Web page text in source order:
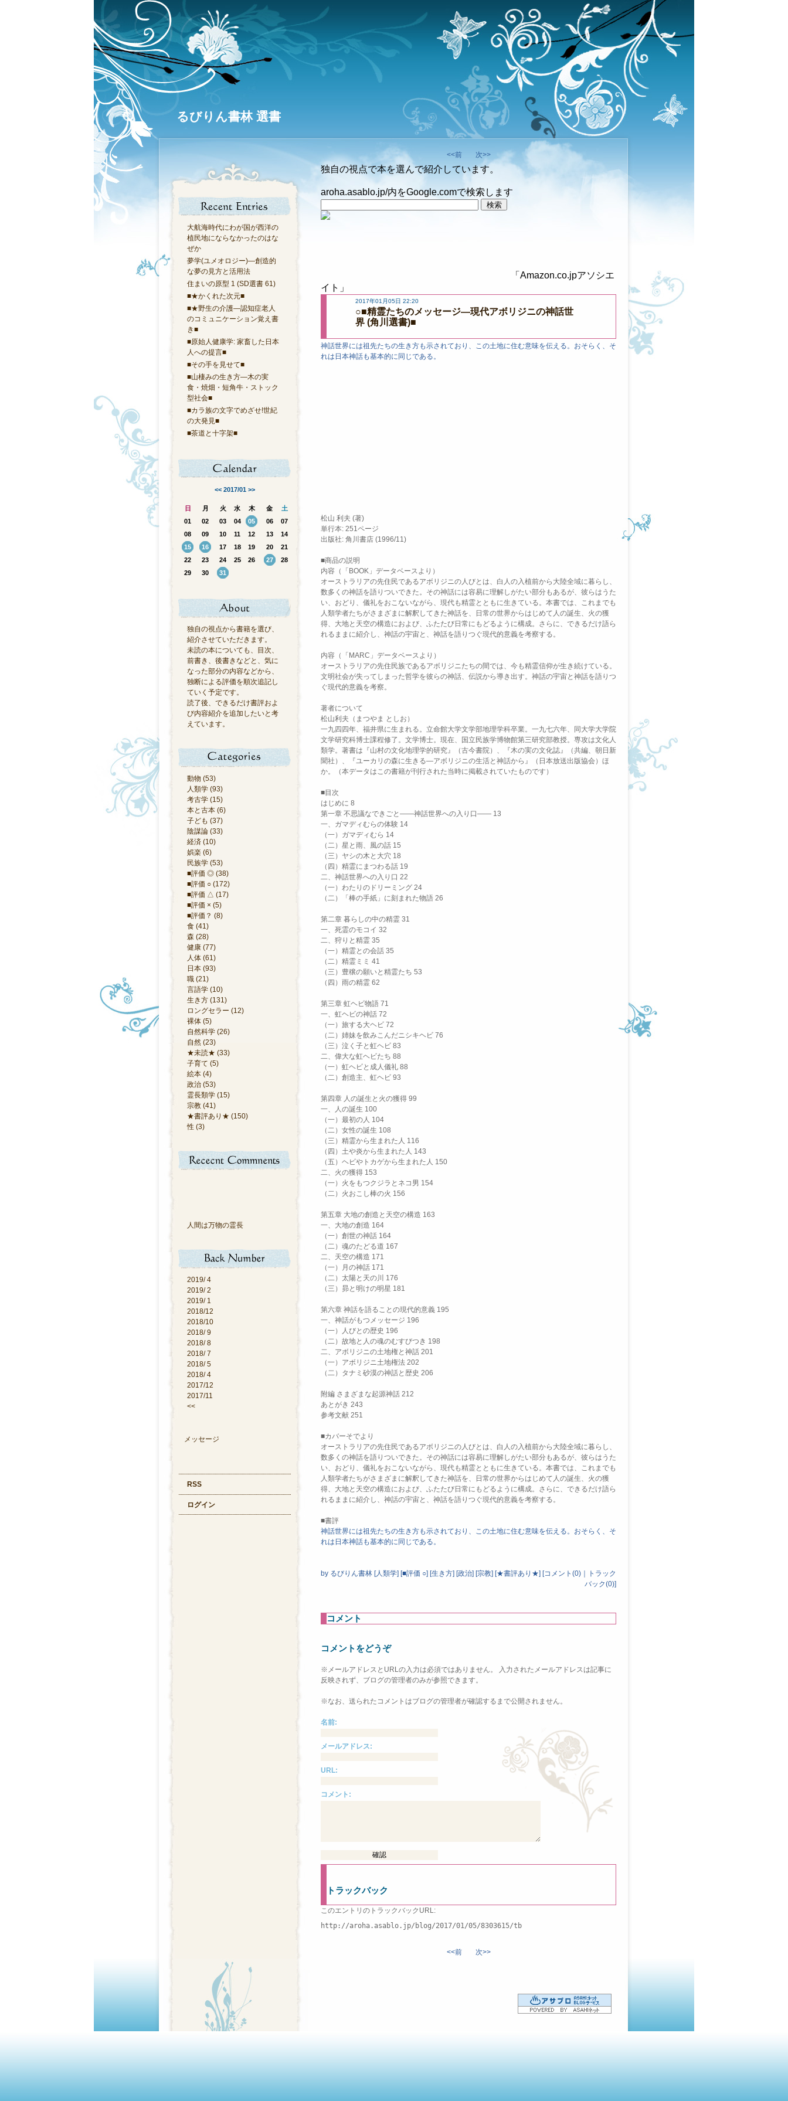
るびりん書林 選書
大航海時代にわが国が西洋の
植民地にならなかったのはな
ぜか
夢学(ユメオロジー)―創造的
な夢の見方と活用法
住まいの原型 1 (SD選書 61)
■★かくれた次元■
■★野生の介護―認知症老人
のコミュニケーション覚え書
き■
■原始人健康学: 家畜した日本
人への提言■
■その手を見せて■
■山棲みの生き方―木の実
食・焼畑・短角牛・ストック
型社会■
■カラ族の文字でめざせ!世紀
の大発見■
■茶道と十字架■
<< 2017/01 >>
日 月 火 水 木 金
土
01
02 03 04 05 06
07
08
09 10 11 12 13
14
15
16 17 18 19 20
21
22
23 24 25 26 27
28
29
30 31
独自の視点から書籍を選び、
紹介させていただきます。
未読の本についても、目次、
前書き、後書きなどと、気に
なった部分の内容などから、
独断による評価を順次追記し
ていく予定です。
読了後、できるだけ書評およ
び内容紹介を追加したいと考
えています。
動物 (53)
人類学 (93)
考古学 (15)
本と古本 (6)
子ども (37)
陰謀論 (33)
経済 (10)
娯楽 (6)
民族学 (53)
■評価 ◎ (38)
■評価 ○ (172)
■評価 △ (17)
■評価 × (5)
■評価？ (8)
食 (41)
森 (28)
健康 (77)
人体 (61)
日本 (93)
職 (21)
言語学 (10)
生き方 (131)
ロングセラー (12)
裸体 (5)
自然科学 (26)
自然 (23)
★未読★ (33)
子育て (5)
絵本 (4)
政治 (53)
霊長類学 (15)
宗教 (41)
★書評あり★ (150)
性 (3)
人間は万物の霊長
2019/ 4
2019/ 2
2019/ 1
2018/12
2018/10
2018/ 9
2018/ 8
2018/ 7
2018/ 5
2018/ 4
2017/12
2017/11
<<
メッセージ
RSS
ログイン
独自の視点で本を選んで紹介しています。
aroha.asablo.jp/内をGoogle.comで検索します
「Amazon.co.jpアソシエ
イト」
<<前 次>>
○■精霊たちのメッセージ―現代アボリジニの神話世
界 (角川選書)■
2017年01月05日 22:20
神話世界には祖先たちの生き方も示されており、この土地に住む意味を伝える。おそらく、そ
れは日本神話も基本的に同じである。
松山 利夫 (著)
単行本: 251ページ
出版社: 角川書店 (1996/11)
■商品の説明
内容（「BOOK」データベースより）
オーストラリアの先住民であるアボリジニの人びとは、白人の入植前から大陸全域に暮らし、
数多くの神話を語りついできた。その神話には容易に理解しがたい部分もあるが、彼らはうた
い、おどり、儀礼をおこないながら、現代も精霊とともに生きている。本書では、これまでも
人類学者たちがさまざまに解釈してきた神話を、日常の世界からはじめて人の誕生、火の獲
得、大地と天空の構造におよび、ふたたび日常にもどるように構成。さらに、できるだけ語ら
れるままに紹介し、神話の宇宙と、神話を語りつぐ現代的意義を考察する。
内容（「MARC」データベースより）
オーストラリアの先住民族であるアボリジニたちの間では、今も精霊信仰が生き続けている。
文明社会が失ってしまった哲学を彼らの神話、伝説から導き出す。神話の宇宙と神話を語りつ
ぐ現代的意義を考察。
著者について
松山利夫（まつやま としお）
一九四四年、福井県に生まれる。立命館大学文学部地理学科卒業。一九七六年、同大学大学院
文学研究科博士課程修了。文学博士。現在、国立民族学博物館第三研究部教授。専攻は文化人
類学。著書は『山村の文化地理学的研究』（古今書院）、『木の実の文化誌』（共編、朝日新
聞社）、『ユーカリの森に生きる―アボリジニの生活と神話から』（日本放送出版協会）ほ
か。（本データはこの書籍が刊行された当時に掲載されていたものです）
■目次
はじめに 8
第一章 不思議なできごと――神話世界への入り口―― 13
一、ガマディむらの体験 14
（一）ガマディむら 14
（二）星と雨、風の話 15
（三）ヤシの木と大穴 18
（四）精霊にまつわる話 19
二、神話世界への入り口 22
（一）わたりのドリーミング 24
（二）「棒の手紙」に刻まれた物語 26
第二章 暮らしの中の精霊 31
一、死霊のモコイ 32
二、狩りと精霊 35
（一）精霊との会話 35
（二）精霊ミミ 41
（三）豊穣の願いと精霊たち 53
（四）雨の精霊 62
第三章 虹ヘビ物語 71
一、虹ヘビの神話 72
（一）旅する大ヘビ 72
（二）姉妹を飲みこんだニシキヘビ 76
（三）泣く子と虹ヘビ 83
二、偉大な虹ヘビたち 88
（一）虹ヘビと成人儀礼 88
（二）創造主、虹ヘビ 93
第四章 人の誕生と火の獲得 99
一、人の誕生 100
（一）最初の人 104
（二）女性の誕生 108
（三）精霊から生まれた人 116
（四）土や炎から生まれた人 143
（五）ヘビやトカゲから生まれた人 150
二、火の獲得 153
（一）火をもつクジラとネコ男 154
（二）火おこし棒の火 156
第五章 大地の創造と天空の構造 163
一、大地の創造 164
（一）創世の神話 164
（二）魂のたどる道 167
二、天空の構造 171
（一）月の神話 171
（二）太陽と天の川 176
（三）昴と明けの明星 181
第六章 神話を語ることの現代的意義 195
一、神話がもつメッセージ 196
（一）人びとの歴史 196
（二）故地と人の魂のむすびつき 198
二、アボリジニの土地権と神話 201
（一）アボリジニ土地権法 202
（二）タナミ砂漠の神話と歴史 206
附編 さまざまな起源神話 212
あとがき 243
参考文献 251
■カバーそでより
オーストラリアの先住民であるアボリジニの人びとは、白人の入植前から大陸全域に暮らし、
数多くの神話を語りついできた。その神話には容易に理解しがたい部分もあるが、彼らはうた
い、おどり、儀礼をおこないながら、現代も精霊とともに生きている。本書では、これまでも
人類学者たちがさまざまに解釈してきた神話を、日常の世界からはじめて人の誕生、火の獲
得、大地と天空の構造におよび、ふたたび日常にもどるように構成。さらに、できるだけ語ら
れるままに紹介し、神話の宇宙と、神話を語りつぐ現代的意義を考察する。
■書評
神話世界には祖先たちの生き方も示されており、この土地に住む意味を伝える。おそらく、そ
れは日本神話も基本的に同じである。
by るびりん書林 [人類学] [■評価 ○] [生き方] [政治] [宗教] [★書評あり★] [コメント(0)
トラック
バック(0)]
コメント
コメントをどうぞ
※メールアドレスとURLの入力は必須ではありません。 入力されたメールアドレスは記事に
反映されず、ブログの管理者のみが参照できます。
※なお、送られたコメントはブログの管理者が確認するまで公開されません。
名前:
メールアドレス:
URL:
コメント:
トラックバック
このエントリのトラックバックURL:
http://aroha.asablo.jp/blog/2017/01/05/8303615/tb
<<前 次>>